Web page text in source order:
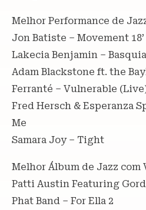
Melhor Performance de
Jon Batiste – Movement
Lakecia Benjamin –
Adam Blackstone ft. the
Ferranté – Vulnerable
Fred Hersch & Esperanza
Me
Samara Joy – Tight
Melhor Álbum de Jazz com
Patti Austin Featuring
Phat Band – For Ella 2